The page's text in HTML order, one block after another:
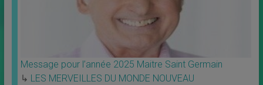
Message pour l’année 2025 Maitre Saint Germain
↳ LES MERVEILLES DU MONDE NOUVEAU